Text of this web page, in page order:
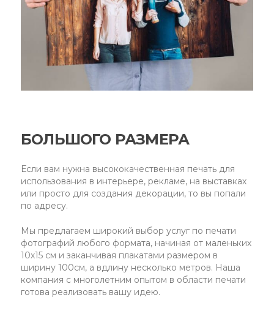
БОЛЬШОГО РАЗМЕРА
Если вам нужна высококачественная печать для
использования в интерьере, рекламе, на выставках
или просто для создания декорации, то вы попали
по адресу.
Мы предлагаем широкий выбор услуг по печати
фотографий любого формата, начиная от маленьких
10х15 см и заканчивая плакатами размером в
ширину 100см, а вдлину несколько метров. Наша
компания с многолетним опытом в области печати
готова реализовать вашу идею.